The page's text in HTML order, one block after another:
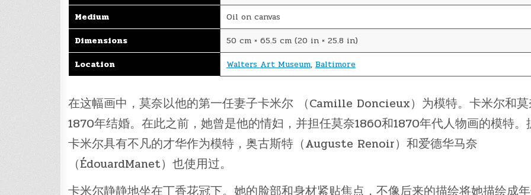
Medium
Oil on canvas
Dimensions
50 cm × 65.5 cm (20 in × 25.8 in)
Location
Walters Art Museum, Baltimore
在这幅画中，莫奈以他的第一任妻子卡米尔 （Camille Doncieux）为模特。卡米尔和
1870年结婚。在此之前，她曾是他的情妇，并担任莫奈1860和1870年代人物画的模特。
卡米尔具有不凡的才华作为模特，奥古斯特（Auguste Renoir）和爱德华马奈
（ÉdouardManet）也使用过。
卡米尔静静地坐在丁香花冠下。她的脸部和身材紧贴焦点，不像后来的描绘将她描绘成